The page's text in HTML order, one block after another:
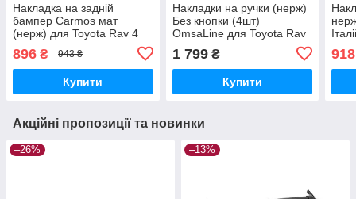
Накладка на задній
бампер Carmos мат
(нерж) для Toyota Rav 4
896 ₴ 943 ₴
Купити
Накладки на ручки (нерж)
Без кнопки (4шт)
OmsaLine для Toyota Rav
1 799₴
Купити
рр
918
Акційні пропозиції та новинки
–26% –13%